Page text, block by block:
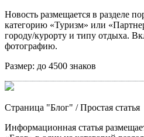
Новость размещается в разделе
категорию «Туризм» или
городу/курорту и типу отдыха.
фотографию.
Размер: до 4500 знаков
Страница "Блог" / Простая статья
Информационная статья